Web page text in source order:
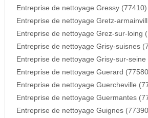
Entreprise de nettoyage Gressy (77410)
Entreprise de nettoyage Gretz-
Entreprise de nettoyage Grez-sur-loing
Entreprise de nettoyage Grisy-suisnes
Entreprise de nettoyage Grisy-sur-seine
Entreprise de nettoyage Guerard
Entreprise de nettoyage Guercheville
Entreprise de nettoyage Guermantes
Entreprise de nettoyage Guignes